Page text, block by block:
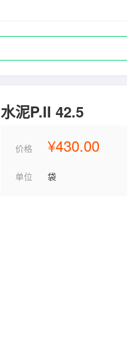
水泥P.II 42.5
价格 ¥430.00
单位 袋